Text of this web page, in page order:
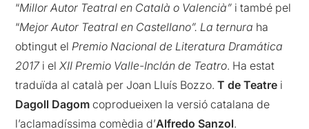
“Millor Autor Teatral en Català o Valencià” i també pel
“Mejor Autor Teatral en Castellano”. La ternura ha
obtingut elPremio Nacional de Literatura Dramática
2017i elXII Premio Valle-Inclán de Teatro. Ha estat
traduïda al català per Joan Lluís Bozzo.T de Teatre i
Dagoll Dagom coprodueixen la versió catalana de
l’aclamadíssima comèdia d’Alfredo Sanzol.